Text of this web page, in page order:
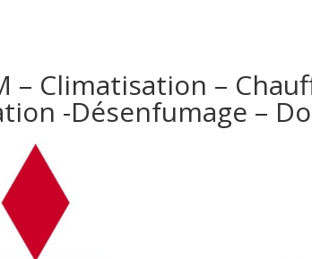
– Climatisation –
-Désenfumage –